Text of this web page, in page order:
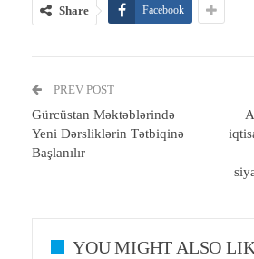
Share Facebook
PREV POST
Gürcüstan Məktəblərində
Yeni Dərsliklərin Tətbiqinə
Başlanılır
YOU MIGHT ALSO